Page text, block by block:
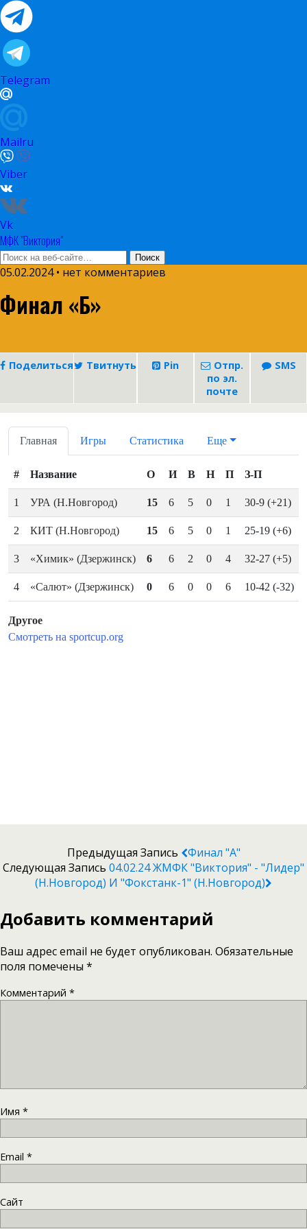
Telegram
Mailru
Viber
Vk
МФК "Виктория"
05.02.2024 • нет комментариев
Финал «Б»
Поделиться Твитнуть Pin
Отпр.
по эл.
почте
SMS
Предыдущая Запись
Финал "А"
Следующая Запись 04.02.24 ЖМФК "Виктория" - "Лидер"
(Н.Новгород) И "Фокстанк-1" (Н.Новгород)
Добавить комментарий
Ваш адрес email не будет опубликован. Обязательные
поля помечены *
Комментарий *
Имя *
Email *
Сайт